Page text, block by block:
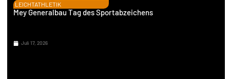
LEICHTATHLETIK
Mey Generalbau Tag des Sportabzeichens
Juli 17, 2026